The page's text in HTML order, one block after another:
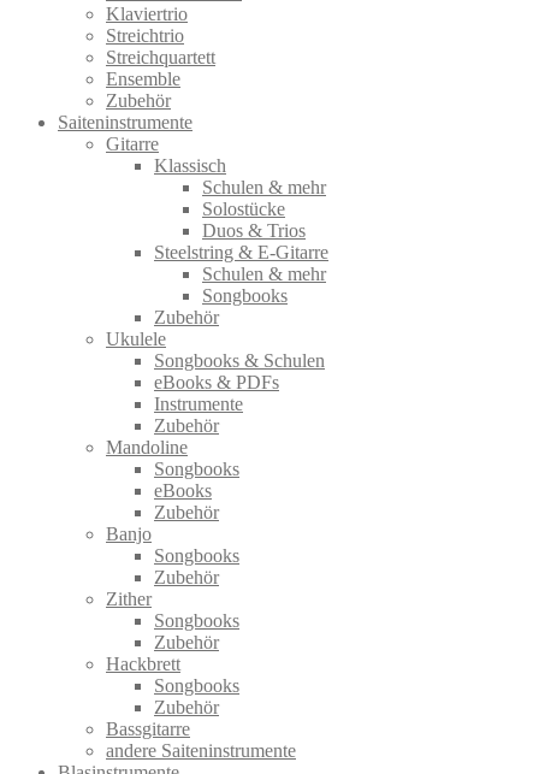
Klaviertrio
Streichtrio
Streichquartett
Ensemble
Zubehör
Saiteninstrumente
Gitarre
Klassisch
Schulen & mehr
Solostücke
Duos & Trios
Steelstring & E-Gitarre
Schulen & mehr
Songbooks
Zubehör
Ukulele
Songbooks & Schulen
eBooks & PDFs
Instrumente
Zubehör
Mandoline
Songbooks
eBooks
Zubehör
Banjo
Songbooks
Zubehör
Zither
Songbooks
Zubehör
Hackbrett
Songbooks
Zubehör
Bassgitarre
andere Saiteninstrumente